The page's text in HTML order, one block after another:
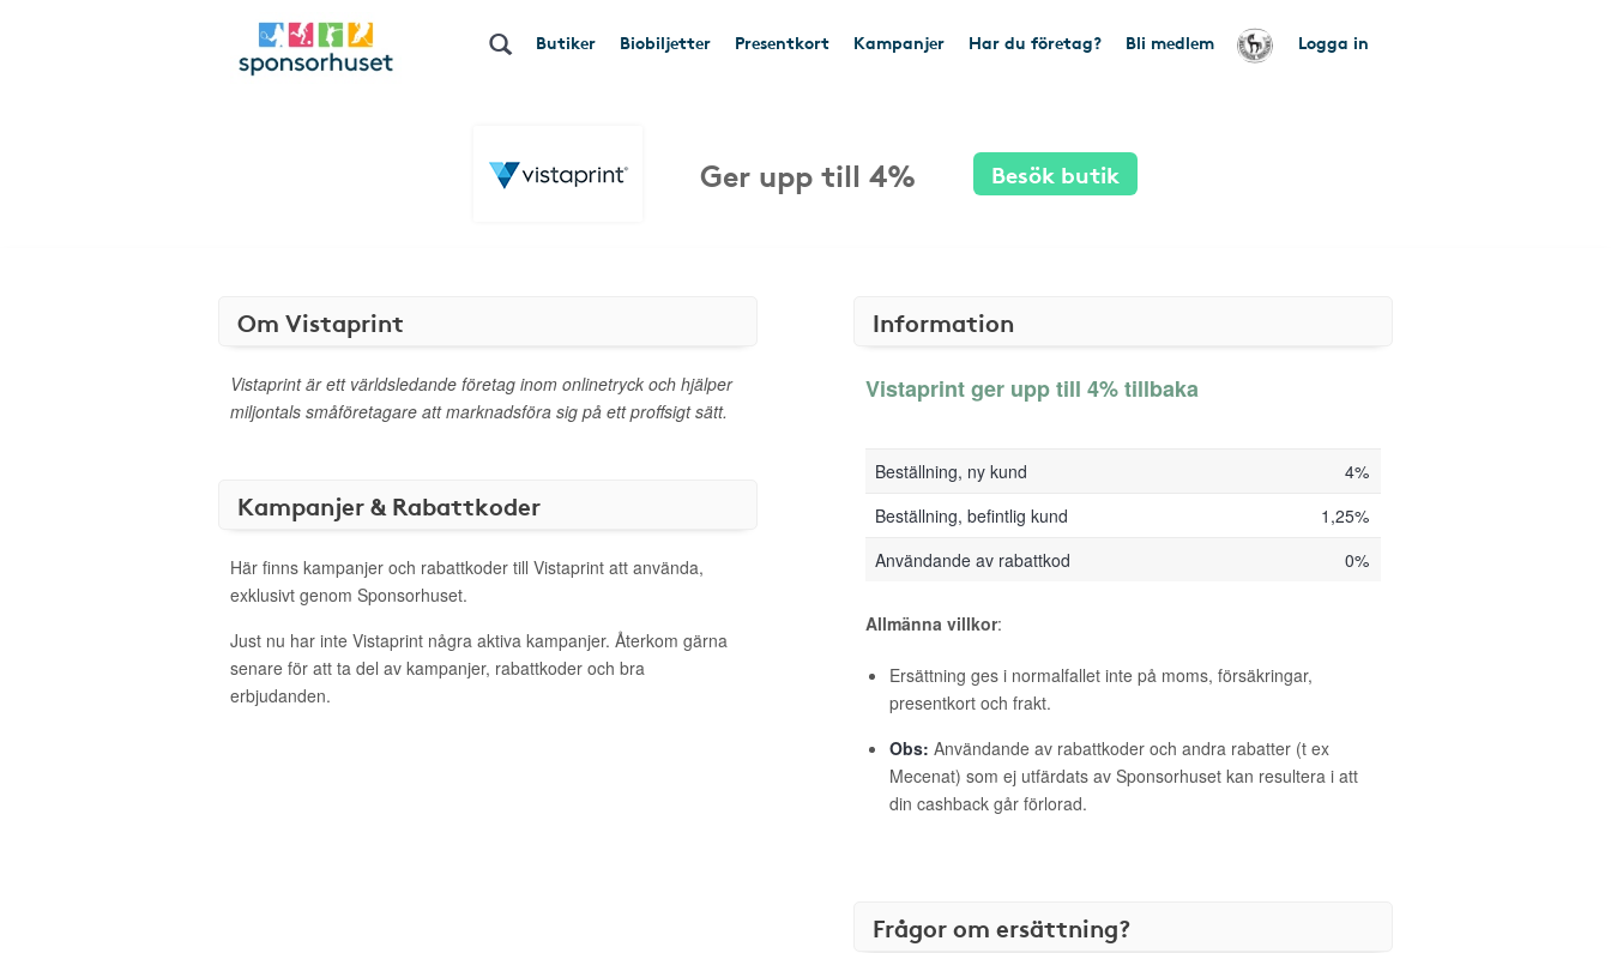
Butiker Biobiljetter Presentkort Kampanjer Har du företag? Bli medlem Logga in
Ger upp till 4% Besök butik
Om Vistaprint
Vistaprint är ett världsledande företag inom onlinetryck och hjälper
miljontals småföretagare att marknadsföra sig på ett proffsigt sätt.
Kampanjer & Rabattkoder
Här finns kampanjer och rabattkoder till Vistaprint att använda,
exklusivt genom Sponsorhuset.
Just nu har inte Vistaprint några aktiva kampanjer. Återkom gärna
senare för att ta del av kampanjer, rabattkoder och bra
erbjudanden.
Information
Vistaprint ger upp till 4% tillbaka
Beställning, ny kund
4%
Beställning, befintlig kund
1,25%
Användande av rabattkod
0%
Allmänna villkor:
Ersättning ges i normalfallet inte på moms, försäkringar,
presentkort och frakt.
Obs: Användande av rabattkoder och andra rabatter (t ex
Mecenat) som ej utfärdats av Sponsorhuset kan resultera i att
din cashback går förlorad.
Frågor om ersättning?